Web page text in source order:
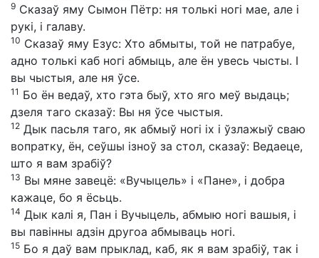
9 Сказаў яму Сымон Пётр: ня толькі ногі мае, але і
рукі, і галаву.
10 Сказаў яму Езус: Хто абмыты, той не патрабуе,
адно толькі каб ногі абмыць, але ён увесь чысты. І
вы чыстыя, але ня ўсе.
11 Бо ён ведаў, хто гэта быў, хто яго меў выдаць;
дзеля таго сказаў: Вы ня ўсе чыстыя.
12 Дык пасьля таго, як абмыў ногі іх і ўзлажыў сваю
вопратку, ён, сеўшы ізноў за стол, сказаў: Ведаеце,
што я вам зрабіў?
13 Вы мяне завецё: «Вучыцель» і «Пане», і добра
кажаце, бо я ёсьць.
14 Дык калі я, Пан і Вучыцель, абмыю ногі вашыя, і
вы павінны адзін другоа абмываць ногі.
15 Бо я даў вам прыклад, каб, як я вам зрабіў, так і